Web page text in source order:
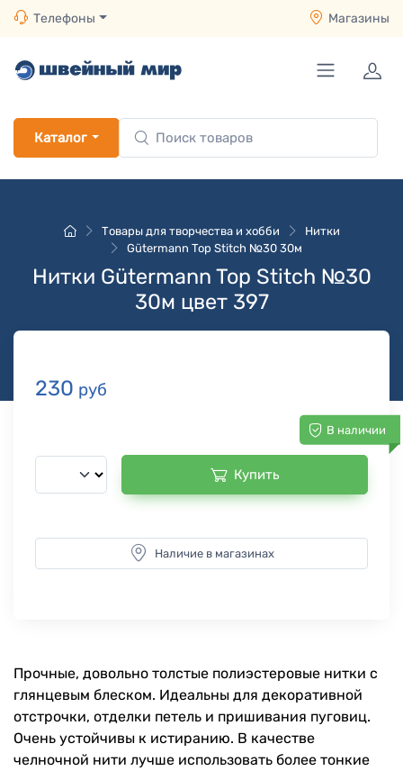
Телефоны Магазины
Каталог
Товары для творчества и хобби
Нитки
Gütermann Top Stitch №30 30м
Нитки Gütermann Top Stitch №30
30м цвет 397
230 руб
В наличии
Купить
Наличие в магазинах
Прочные, довольно толстые полиэстеровые нитки с
глянцевым блеском. Идеальны для декоративной
отстрочки, отделки петель и пришивания пуговиц.
Очень устойчивы к истиранию. В качестве
челночной нити лучше использовать более тонкие